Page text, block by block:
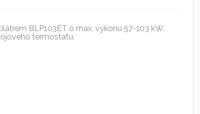
BLP103ET o max. výkonu 57-103 kW.
termostatu.